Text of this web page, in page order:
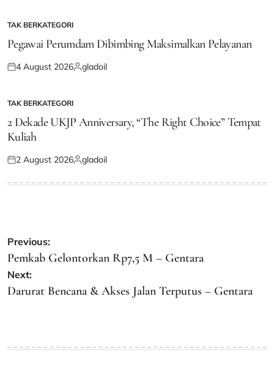
POSTED
IN
TAK BERKATEGORI
Pegawai Perumdam Dibimbing Maksimalkan Pelayanan
Posted
4 August 2026Posted
gladoil
POSTED
TAK BERKATEGORI
2 Dekade UKJP Anniversary, “The Right Choice” Tempat
Kuliah
Posted
2 August 2026Posted
gladoil
Post
navigation
Previous:
Pemkab Gelontorkan Rp7,5 M – Gentara
Next:
Darurat Bencana & Akses Jalan Terputus – Gentara